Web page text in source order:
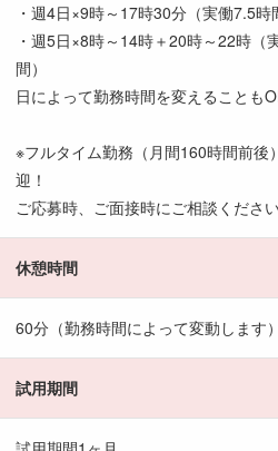
・週4日×9時～17時30分（実働7.5時
・週5日×8時～14時＋20時～22時（
間）
日によって勤務時間を変えることも
※フルタイム勤務（月間160時間前後
迎！
ご応募時、ご面接時にご相談ください
休憩時間
60分（勤務時間によって変動します）
試用期間